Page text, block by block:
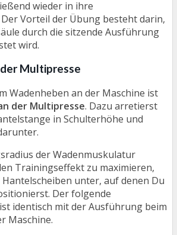
wieder in ihre
Vorteil der Übung besteht darin,
durch die sitzende Ausführung
wird.
Multipresse
Wadenheben an der Maschine ist
der Multipresse. Dazu arretierst
in Schulterhöhe und
der Wadenmuskulatur
Trainingseffekt zu maximieren,
Hantelscheiben unter, auf denen Du
Der folgende
identisch mit der Ausführung beim
Maschine.